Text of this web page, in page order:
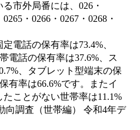
市外局番には、026・
・0266・0267・0268・
電話の保有率は73.4%、
電話の保有率は37.6%、ス
、タブレット型端末の保
有率は66.6%です。またイ
ことがない世帯率は11.1%
向調査（世帯編） 令和4年デ